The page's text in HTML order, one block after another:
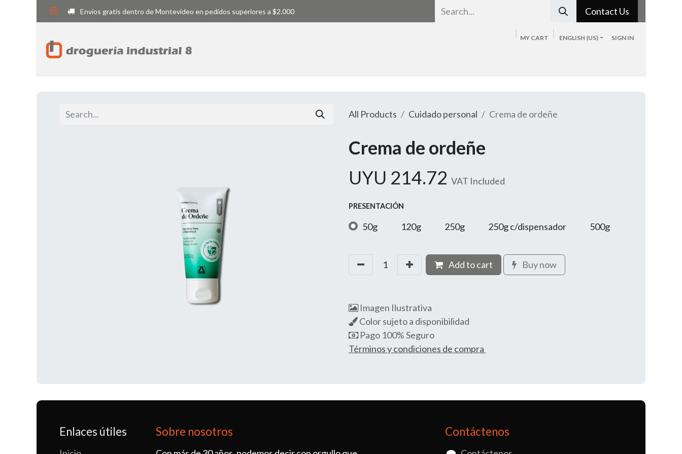
Envíos gratis dentro de Montevideo en pedidos superiores a $2.000 Contact Us
MY CART ENGLISH (US) SIGN IN
All Products Cuidado personal Crema de ordeñe
Crema de ordeñe
UYU 214.72 VAT Included
PRESENTACIÓN
50g 120g 250g 250g c/dispensador 500g
Add to cart Buy now
Imagen Ilustrativa
Color sujeto a disponibilidad
Pago 100% Seguro
Términos y condiciones de compra
Enlaces útiles Sobre nosotros Contáctenos